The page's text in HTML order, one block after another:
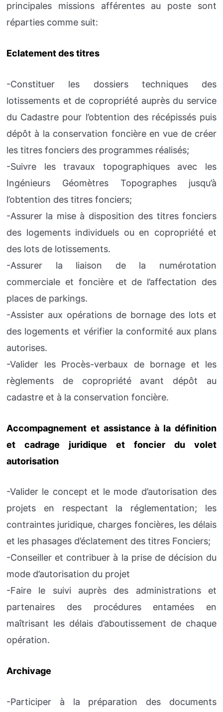
principales missions afférentes au poste sont
réparties comme suit:
Eclatement des titres
-Constituer les dossiers techniques des
lotissements et de copropriété auprès du service
du Cadastre pour l’obtention des récépissés puis
dépôt à la conservation foncière en vue de créer
les titres fonciers des programmes réalisés;
-Suivre les travaux topographiques avec les
Ingénieurs Géomètres Topographes jusqu’à
l’obtention des titres fonciers;
-Assurer la mise à disposition des titres fonciers
des logements individuels ou en copropriété et
des lots de lotissements.
-Assurer la liaison de la numérotation
commerciale et foncière et de l’affectation des
places de parkings.
-Assister aux opérations de bornage des lots et
des logements et vérifier la conformité aux plans
autorises.
-Valider les Procès-verbaux de bornage et les
règlements de copropriété avant dépôt au
cadastre et à la conservation foncière.
Accompagnement et assistance à la définition
et cadrage juridique et foncier du volet
autorisation
-Valider le concept et le mode d’autorisation des
projets en respectant la réglementation; les
contraintes juridique, charges foncières, les délais
et les phasages d’éclatement des titres Fonciers;
-Conseiller et contribuer à la prise de décision du
mode d’autorisation du projet
-Faire le suivi auprès des administrations et
partenaires des procédures entamées en
maîtrisant les délais d’aboutissement de chaque
opération.
Archivage
-Participer à la préparation des documents